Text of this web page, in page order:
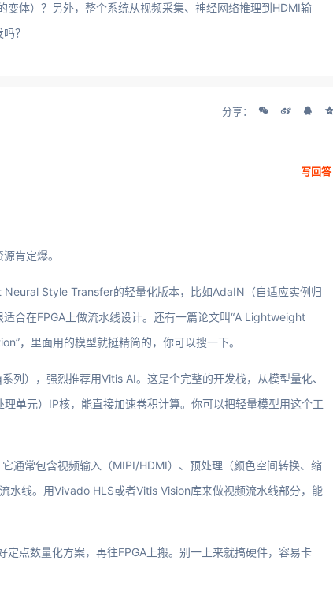
体）？另外，整个系统从视频采集、神经网络推理到HDMI输
？
分享：
写回答
肯定爆。
Style Transfer的轻量化版本，比如AdaIN（自适应实例归
合在FPGA上做流水线设计。还有一篇论文叫“A Lightweight
，里面用的模型就挺精简的，你可以搜一下。
列），强烈推荐用Vitis AI。这是个完整的开发栈，从模型量化、
单元）IP核，能直接加速卷积计算。你可以把轻量模型用这个工
通常包含视频输入（MIPI/HDMI）、预处理（颜色空间转换、缩
水线。用Vivado HLS或者Vitis Vision库来做视频流水线部分，能
点数量化方案，再往FPGA上搬。别一上来就搞硬件，容易卡